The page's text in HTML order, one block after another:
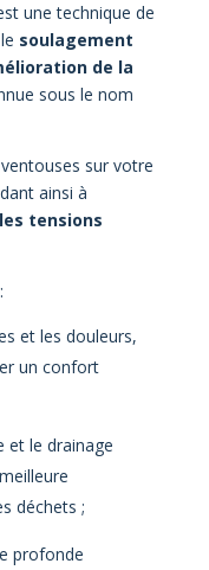
une technique de
soulagement
de la
sous le nom
sur votre
ainsi à
tensions
et les douleurs,
un confort
et le drainage
déchets ;
profonde